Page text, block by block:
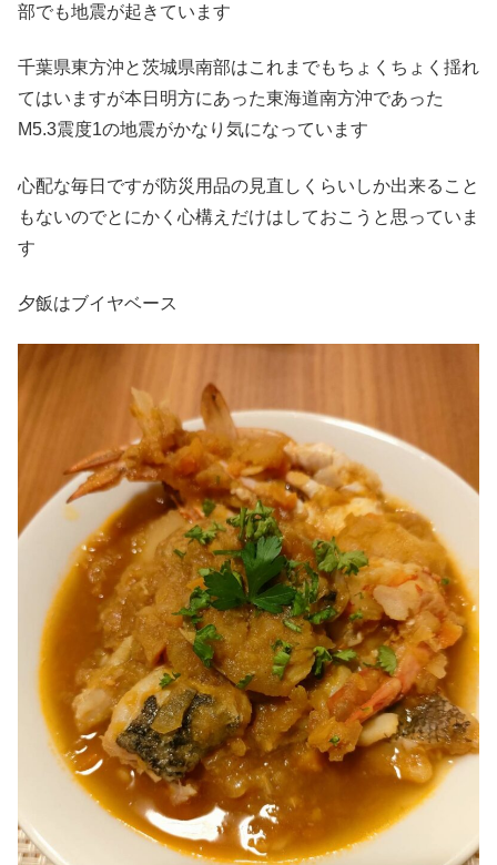
部でも地震が起きています
千葉県東方沖と茨城県南部はこれまでもちょくちょく揺れ
てはいますが本日明方にあった東海道南方沖であった
M5.3震度1の地震がかなり気になっています
心配な毎日ですが防災用品の見直しくらいしか出来ること
もないのでとにかく心構えだけはしておこうと思っていま
す
夕飯はブイヤベース